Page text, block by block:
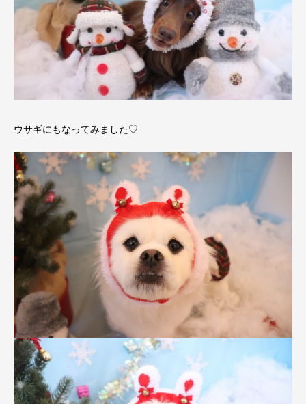
ウサギにもなってみました♡